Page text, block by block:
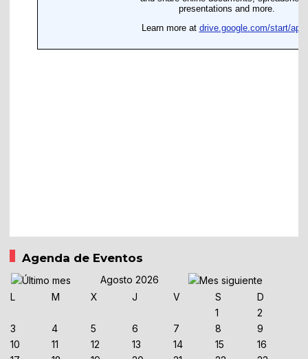
Agenda de Eventos
Agosto 2026
L
M X J V S
D
1
2
3
4 5 6 7 8
9
10
11 12 13 14 15
16